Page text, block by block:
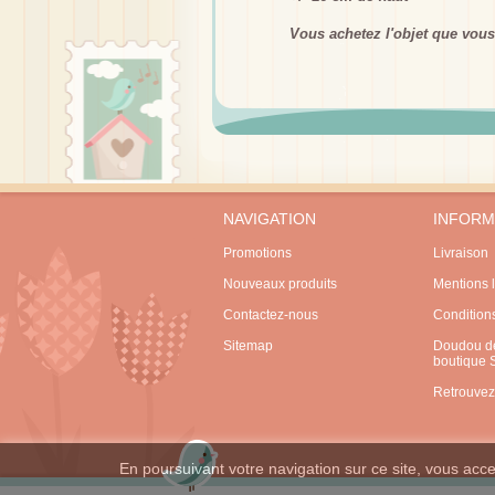
Vous achetez l'objet que
NAVIGATION
Promotions
Nouveaux produits
Contactez-nous
Sitemap
Livraison
Mentions
Doudou
boutique
En poursuivant votre navigation sur ce site, vous